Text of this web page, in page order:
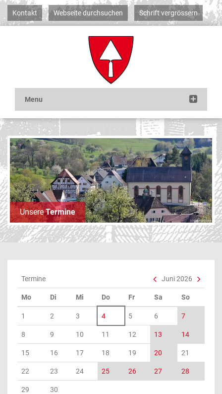
Kontakt Webseite durchsuchen Schrift vergrössern
UnsereTermine
Termine Juni 2026
Mo Di Mi Do Fr Sa So
1 2 3 4 5 6 7
8 9 10 11 12 13 14
15 16 17 18 19 20 21
22 23 24 25 26 27 28
29 30